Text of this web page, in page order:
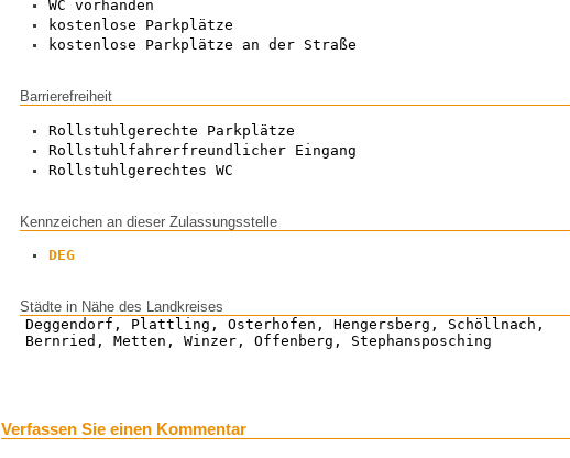
WC vorhanden
kostenlose Parkplätze
kostenlose Parkplätze an der Straße
Barrierefreiheit
Rollstuhlgerechte Parkplätze
Rollstuhlfahrerfreundlicher Eingang
Rollstuhlgerechtes WC
Kennzeichen an dieser Zulassungsstelle
DEG
Städte in Nähe des Landkreises
Deggendorf, Plattling, Osterhofen, Hengersberg, Schöllnach,
Bernried, Metten, Winzer, Offenberg, Stephansposching
Verfassen Sie einen Kommentar